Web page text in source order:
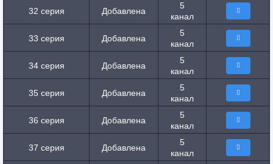
32 серия Добавлена
5
канал
33 серия Добавлена
5
канал
34 серия Добавлена
5
канал
35 серия Добавлена
5
канал
36 серия Добавлена
5
канал
37 серия Добавлена
5
канал